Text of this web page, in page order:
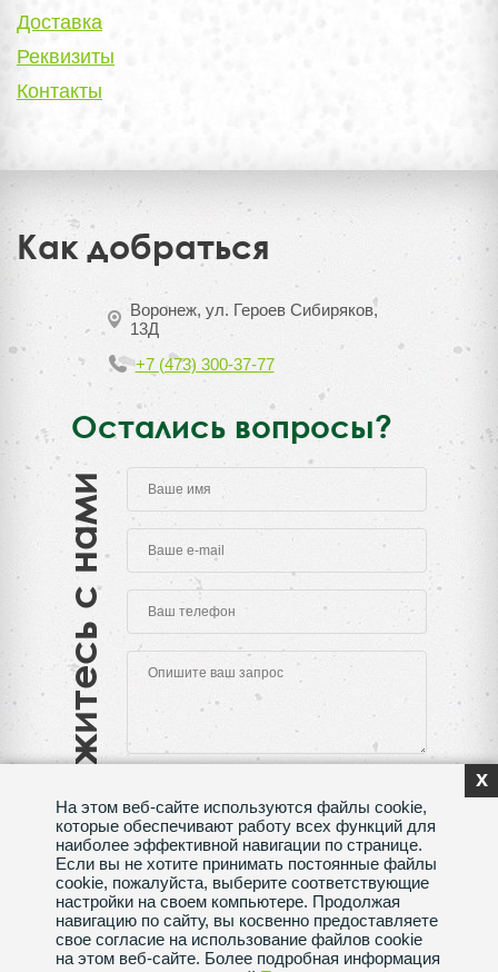
Доставка
Реквизиты
Контакты
Как добраться
Воронеж, ул. Героев Сибиряков,
13Д
+7 (473) 300-37-77
Остались вопросы?
Свяжитесь с нами
Нажимая на кнопку "Отправить", Вы даете согласие
на обработку своихперсональных данных
Сделано в веб-студииSeoMAX
x
На этом веб-сайте используются файлы cookie,
которые обеспечивают работу всех функций для
наиболее эффективной навигации по странице.
Если вы не хотите принимать постоянные файлы
cookie, пожалуйста, выберите соответствующие
настройки на своем компьютере. Продолжая
навигацию по сайту, вы косвенно предоставляете
свое согласие на использование файлов cookie
на этом веб-сайте. Более подробная информация